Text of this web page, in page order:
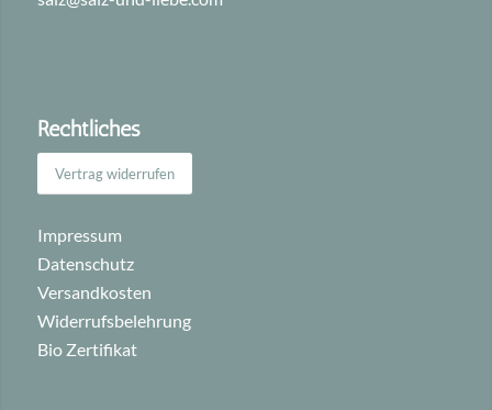
Rechtliches
Vertrag widerrufen
Impressum
Datenschutz
Versandkosten
Widerrufsbelehrung
Bio Zertifikat